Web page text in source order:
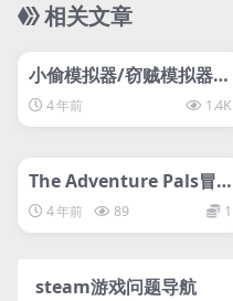
相关文章
svip专属
小偷模拟器/窃贼模拟器/
盗贼模拟/Thief Simulat
orThief Simulator 2: Pr
4 年前 1.4K
svip专属
The Adventure Pals冒
险伙伴
4 年前 89 1
steam游戏问题导航